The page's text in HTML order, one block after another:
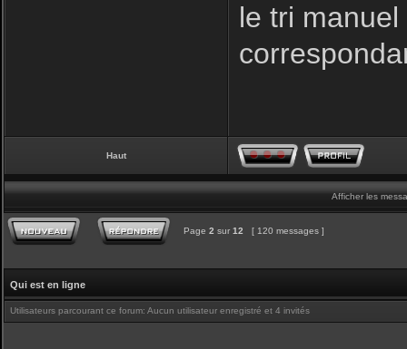
le tri
Haut
Afficher les
Page 2 sur 12 [ 120 messages ]
Qui est en ligne
Utilisateurs parcourant ce forum: Aucun utilisateur enregistré et 4 invités